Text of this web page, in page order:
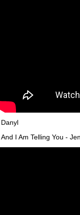
Danyl
And I Am Telling You -